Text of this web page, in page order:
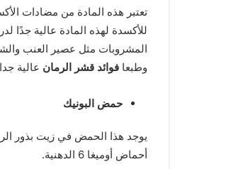
تعتبر هذه المادة من مضادات
للأكسدة لهذه المادة عالية
المشروبات مثل عصير العنب
وطبعا فوائد قشر الرمان عالية
حمض البونيك
يوجد هذا الحمض في زيت بذور
أحماض أوميغا 6 الدهنية.